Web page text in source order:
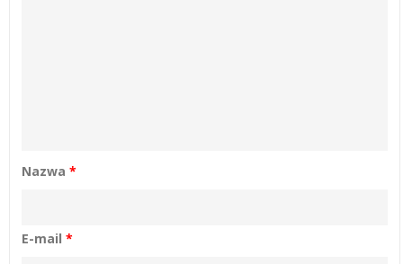
Nazwa *
E-mail *